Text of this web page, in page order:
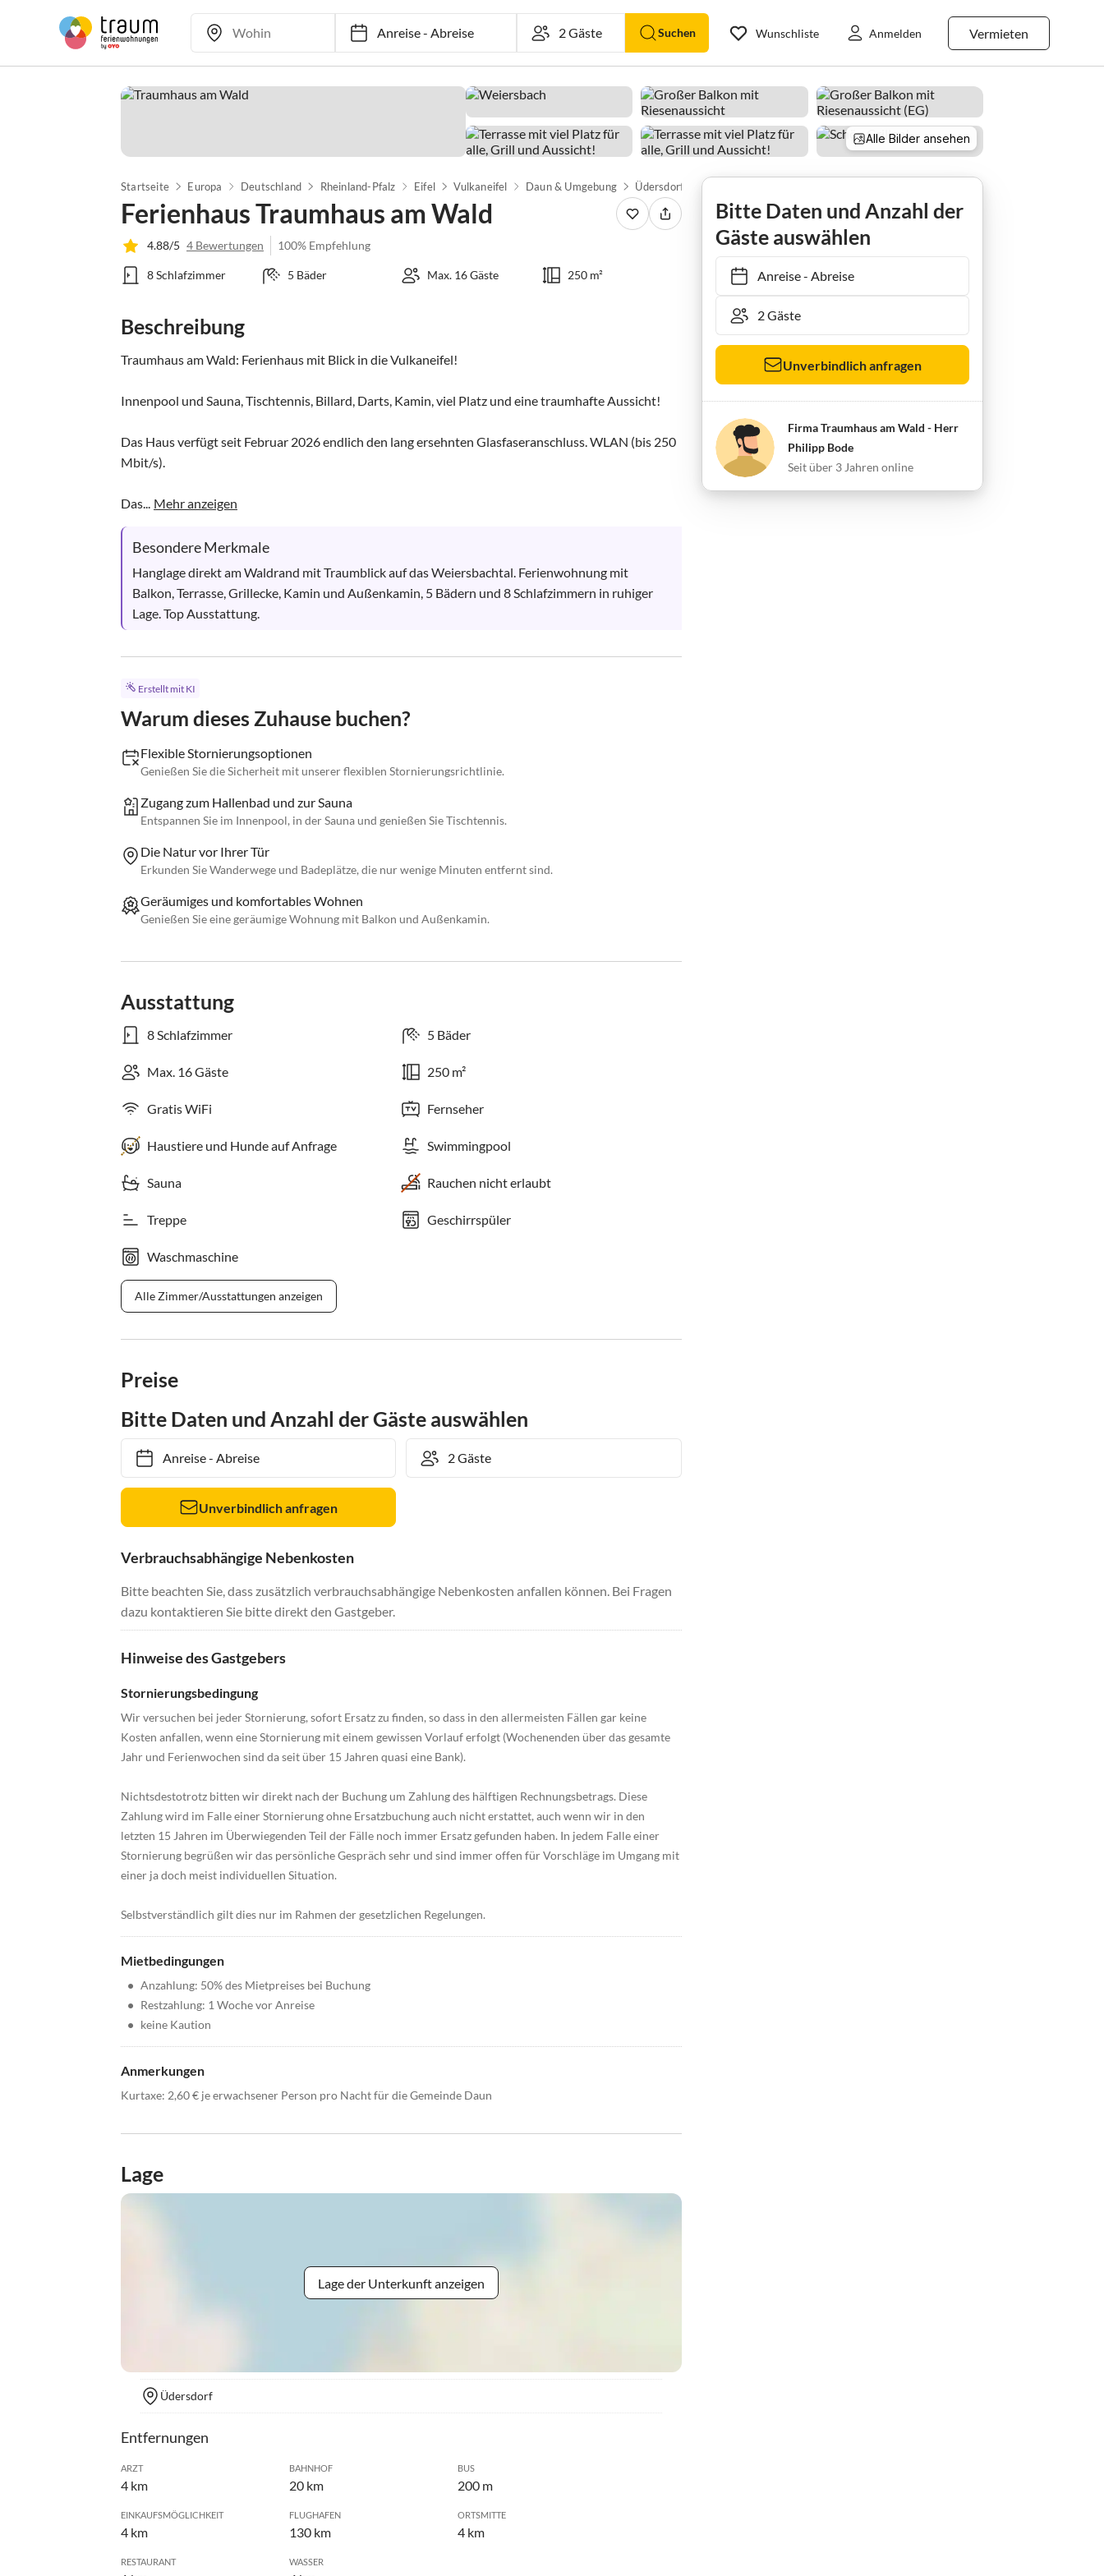
Anreise-Abreise Suchen Vermieten
Wunschliste Anmelden
Alle Bilder ansehen
Startseite Europa Deutschland Rheinland-Pfalz Eifel Vulkaneifel Daun & Umgebung Üdersdorf Ferienhaus Traumhaus am Wald
Ferienhaus Traumhaus am Wald
4.88/5 4 Bewertungen 100% Empfehlung
8 Schlafzimmer 5 Bäder Max. 16 Gäste 250 m²
Beschreibung
Traumhaus am Wald: Ferienhaus mit Blick in die Vulkaneifel!
Innenpool und Sauna, Tischtennis, Billard, Darts, Kamin, viel Platz und eine traumhafte Aussicht!
Das Haus verfügt seit Februar 2026 endlich den lang ersehnten Glasfaseranschluss. WLAN (bis 250
Mbit/s).
Das... Mehr anzeigen
Besondere Merkmale
Hanglage direkt am Waldrand mit Traumblick auf das Weiersbachtal. Ferienwohnung mit
Balkon, Terrasse, Grillecke, Kamin und Außenkamin, 5 Bädern und 8 Schlafzimmern in ruhiger
Lage. Top Ausstattung.
Erstellt mit KI
Warum dieses Zuhause buchen?
Flexible Stornierungsoptionen
Genießen Sie die Sicherheit mit unserer flexiblen Stornierungsrichtlinie.
Zugang zum Hallenbad und zur Sauna
Entspannen Sie im Innenpool, in der Sauna und genießen Sie Tischtennis.
Die Natur vor Ihrer Tür
Erkunden Sie Wanderwege und Badeplätze, die nur wenige Minuten entfernt sind.
Geräumiges und komfortables Wohnen
Genießen Sie eine geräumige Wohnung mit Balkon und Außenkamin.
Ausstattung
8 Schlafzimmer 5 Bäder
Max. 16 Gäste 250 m²
Gratis WiFi Fernseher
Haustiere und Hunde auf Anfrage Swimmingpool
Sauna Rauchen nicht erlaubt
Treppe Geschirrspüler
Waschmaschine
Alle Zimmer/Ausstattungen anzeigen
Preise
Bitte Daten und Anzahl der Gäste auswählen
Anreise- Abreise
Unverbindlich anfragen
Verbrauchsabhängige Nebenkosten
Bitte beachten Sie, dass zusätzlich verbrauchsabhängige Nebenkosten anfallen können. Bei Fragen
dazu kontaktieren Sie bitte direkt den Gastgeber.
Hinweise des Gastgebers
Stornierungsbedingung
Wir versuchen bei jeder Stornierung, sofort Ersatz zu finden, so dass in den allermeisten Fällen gar keine
Kosten anfallen, wenn eine Stornierung mit einem gewissen Vorlauf erfolgt (Wochenenden über das gesamte
Jahr und Ferienwochen sind da seit über 15 Jahren quasi eine Bank).
Nichtsdestotrotz bitten wir direkt nach der Buchung um Zahlung des hälftigen Rechnungsbetrags. Diese
Zahlung wird im Falle einer Stornierung ohne Ersatzbuchung auch nicht erstattet, auch wenn wir in den
letzten 15 Jahren im Überwiegenden Teil der Fälle noch immer Ersatz gefunden haben. In jedem Falle einer
Stornierung begrüßen wir das persönliche Gespräch sehr und sind immer offen für Vorschläge im Umgang mit
einer ja doch meist individuellen Situation.
Selbstverständlich gilt dies nur im Rahmen der gesetzlichen Regelungen.
Mietbedingungen
• Anzahlung: 50% des Mietpreises bei Buchung
• Restzahlung: 1 Woche vor Anreise
• keine Kaution
Anmerkungen
Kurtaxe: 2,60 € je erwachsener Person pro Nacht für die Gemeinde Daun
Lage
Lage der Unterkunft anzeigen
Üdersdorf
Entfernungen
ARZT
4 km
BAHNHOF
20 km
BUS
200 m
EINKAUFSMÖGLICHKEIT
4 km
FLUGHAFEN
130 km
ORTSMITTE
4 km
RESTAURANT WASSER
Bitte Daten und Anzahl der
Gäste auswählen
Anreise- Abreise
Unverbindlich anfragen
Firma Traumhaus am Wald - Herr
Philipp Bode
Seit über 3 Jahren online